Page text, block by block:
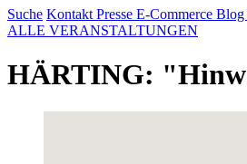
Suche Kontakt Presse E-Commerce Blog
ALLE VERANSTALTUNGEN
HÄRTING: